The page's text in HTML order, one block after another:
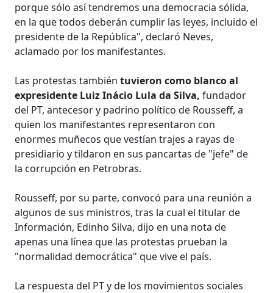
porque sólo así tendremos una democracia sólida,
en la que todos deberán cumplir las leyes, incluido el
presidente de la República", declaró Neves,
aclamado por los manifestantes.
Las protestas tambiéntuvieron como blanco al
expresidente Luiz Inácio Lula da Silva,fundador
del PT, antecesor y padrino político de Rousseff, a
quien los manifestantes representaron con
enormes muñecos que vestían trajes a rayas de
presidiario y tildaron en sus pancartas de "jefe" de
la corrupción en Petrobras.
Rousseff, por su parte, convocó para una reunión a
algunos de sus ministros, tras la cual el titular de
Información, Edinho Silva, dijo en una nota de
apenas una línea que las protestas prueban la
"normalidad democrática" que vive el país.
La respuesta del PT y de los movimientos sociales